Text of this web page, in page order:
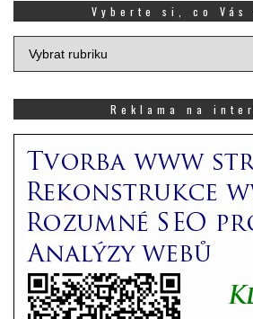
Vyberte si, co Vás
Vyberte
si,
zajímá
Reklama na